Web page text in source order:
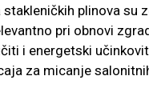
plinova su
pri obnovi
i energetski
za micanje